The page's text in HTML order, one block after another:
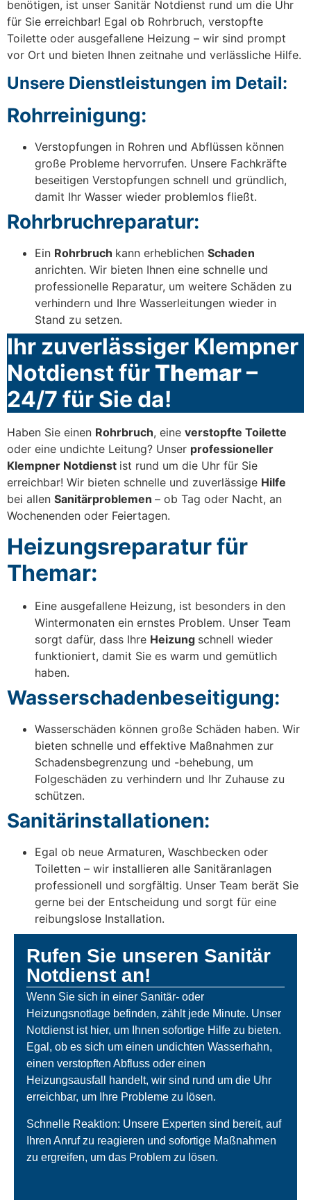
benötigen, ist unser Sanitär Notdienst rund um die Uhr
für Sie erreichbar! Egal ob Rohrbruch, verstopfte
Toilette oder ausgefallene Heizung – wir sind prompt
vor Ort und bieten Ihnen zeitnahe und verlässliche Hilfe.
Unsere Dienstleistungen im Detail:
Rohrreinigung:
Verstopfungen in Rohren und Abflüssen können
große Probleme hervorrufen. Unsere Fachkräfte
beseitigen Verstopfungen schnell und gründlich,
damit Ihr Wasser wieder problemlos fließt.
Rohrbruchreparatur:
Ein Rohrbruch kann erheblichen Schaden
anrichten. Wir bieten Ihnen eine schnelle und
professionelle Reparatur, um weitere Schäden zu
verhindern und Ihre Wasserleitungen wieder in
Stand zu setzen.
Ihr zuverlässiger Klempner
Notdienst fürThemar–
24/7 für Sie da!
Haben Sie einen Rohrbruch, eine verstopfte Toilette
oder eine undichte Leitung? Unser professioneller
Klempner Notdienst ist rund um die Uhr für Sie
erreichbar! Wir bieten schnelle und zuverlässige Hilfe
bei allen Sanitärproblemen – ob Tag oder Nacht, an
Wochenenden oder Feiertagen.
Heizungsreparatur für
Themar:
Eine ausgefallene Heizung, ist besonders in den
Wintermonaten ein ernstes Problem. Unser Team
sorgt dafür, dass Ihre Heizung schnell wieder
funktioniert, damit Sie es warm und gemütlich
haben.
Wasserschadenbeseitigung:
Wasserschäden können große Schäden haben. Wir
bieten schnelle und effektive Maßnahmen zur
Schadensbegrenzung und -behebung, um
Folgeschäden zu verhindern und Ihr Zuhause zu
schützen.
Sanitärinstallationen:
Egal ob neue Armaturen, Waschbecken oder
Toiletten – wir installieren alle Sanitäranlagen
professionell und sorgfältig. Unser Team berät Sie
gerne bei der Entscheidung und sorgt für eine
reibungslose Installation.
Rufen Sie unseren Sanitär
Notdienst an!
Wenn Sie sich in einer Sanitär- oder
Heizungsnotlage befinden, zählt jede Minute. Unser
Notdienst ist hier, um Ihnen sofortige Hilfe zu bieten.
Egal, ob es sich um einen undichten Wasserhahn,
einen verstopften Abfluss oder einen
Heizungsausfall handelt, wir sind rund um die Uhr
erreichbar, um Ihre Probleme zu lösen.
Schnelle Reaktion: Unsere Experten sind bereit, auf
Ihren Anruf zu reagieren und sofortige Maßnahmen
zu ergreifen, um das Problem zu lösen.